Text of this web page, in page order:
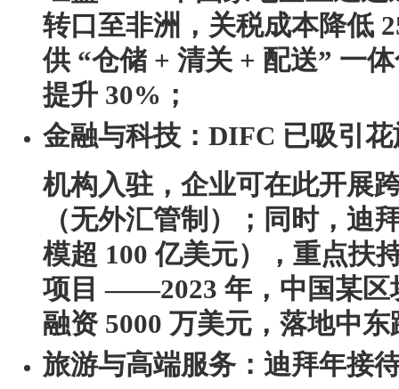
转口至非洲，关税成本降低
供 “仓储 + 清关 + 配送” 一
提升 30%；
金融与科技 ：DIFC 已吸引
机构入驻，企业可在此开展
（无外汇管制）；同时，迪
模超 100 亿美元），重点扶
项目 ——2023 年，中国某区
融资 5000 万美元，落地中
旅游与高端服务：迪拜年接